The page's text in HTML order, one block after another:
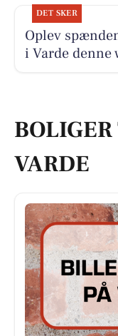
DET SKER
Oplev
i Varde denne
VARDE